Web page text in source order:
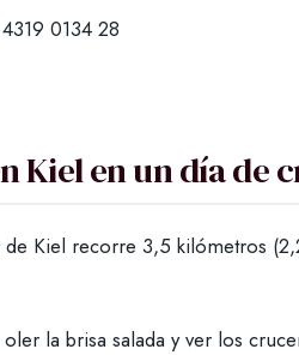
0134 28
Kiel en un día de
Kiel recorre 3,5 kilómetros
la brisa salada y ver los